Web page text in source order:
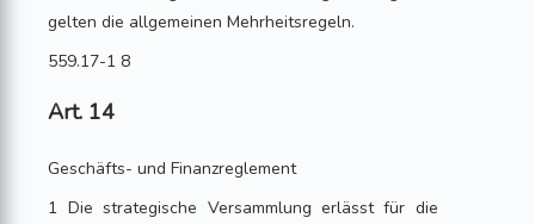
gelten die allgemeinen Mehrheitsregeln.
559.17-1 8
Art. 14
Geschäfts- und Finanzreglement
1 Die strategische Versammlung erlässt für die